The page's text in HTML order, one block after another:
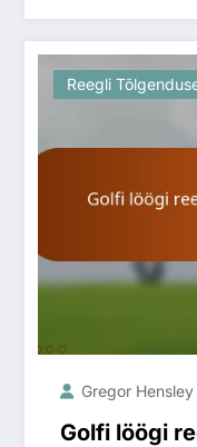
Reegli
Gregor Hensley
Golfi löögi